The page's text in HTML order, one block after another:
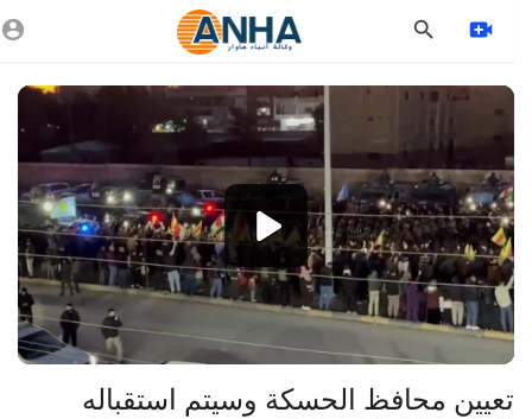
Video
360p
240p
auto
تعيين محافظ الحسكة وسيتم استقباله